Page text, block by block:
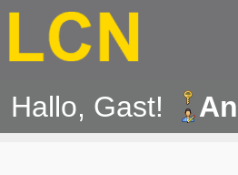
Hallo, Gast!